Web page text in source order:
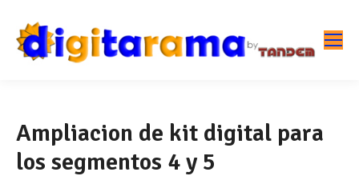
Ampliacion de kit digital para
los segmentos 4 y 5